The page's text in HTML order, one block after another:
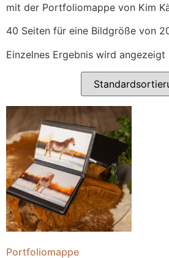
mit der Portfoliomappe von Kim
40 Seiten für eine Bildgröße von
Einzelnes Ergebnis wird angezeigt
Portfoliomappe